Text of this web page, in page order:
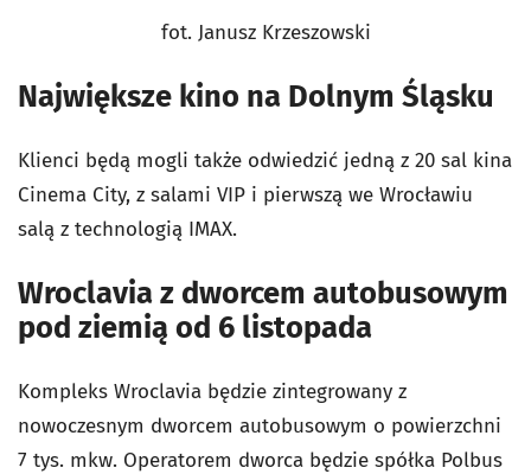
fot. Janusz Krzeszowski
Największe kino na Dolnym Śląsku
Klienci będą mogli także odwiedzić jedną z 20 sal kina
Cinema City, z salami VIP i pierwszą we Wrocławiu
salą z technologią IMAX.
Wroclavia z dworcem autobusowym
pod ziemią od 6 listopada
Kompleks Wroclavia będzie zintegrowany z
nowoczesnym dworcem autobusowym o powierzchni
7 tys. mkw. Operatorem dworca będzie spółka Polbus